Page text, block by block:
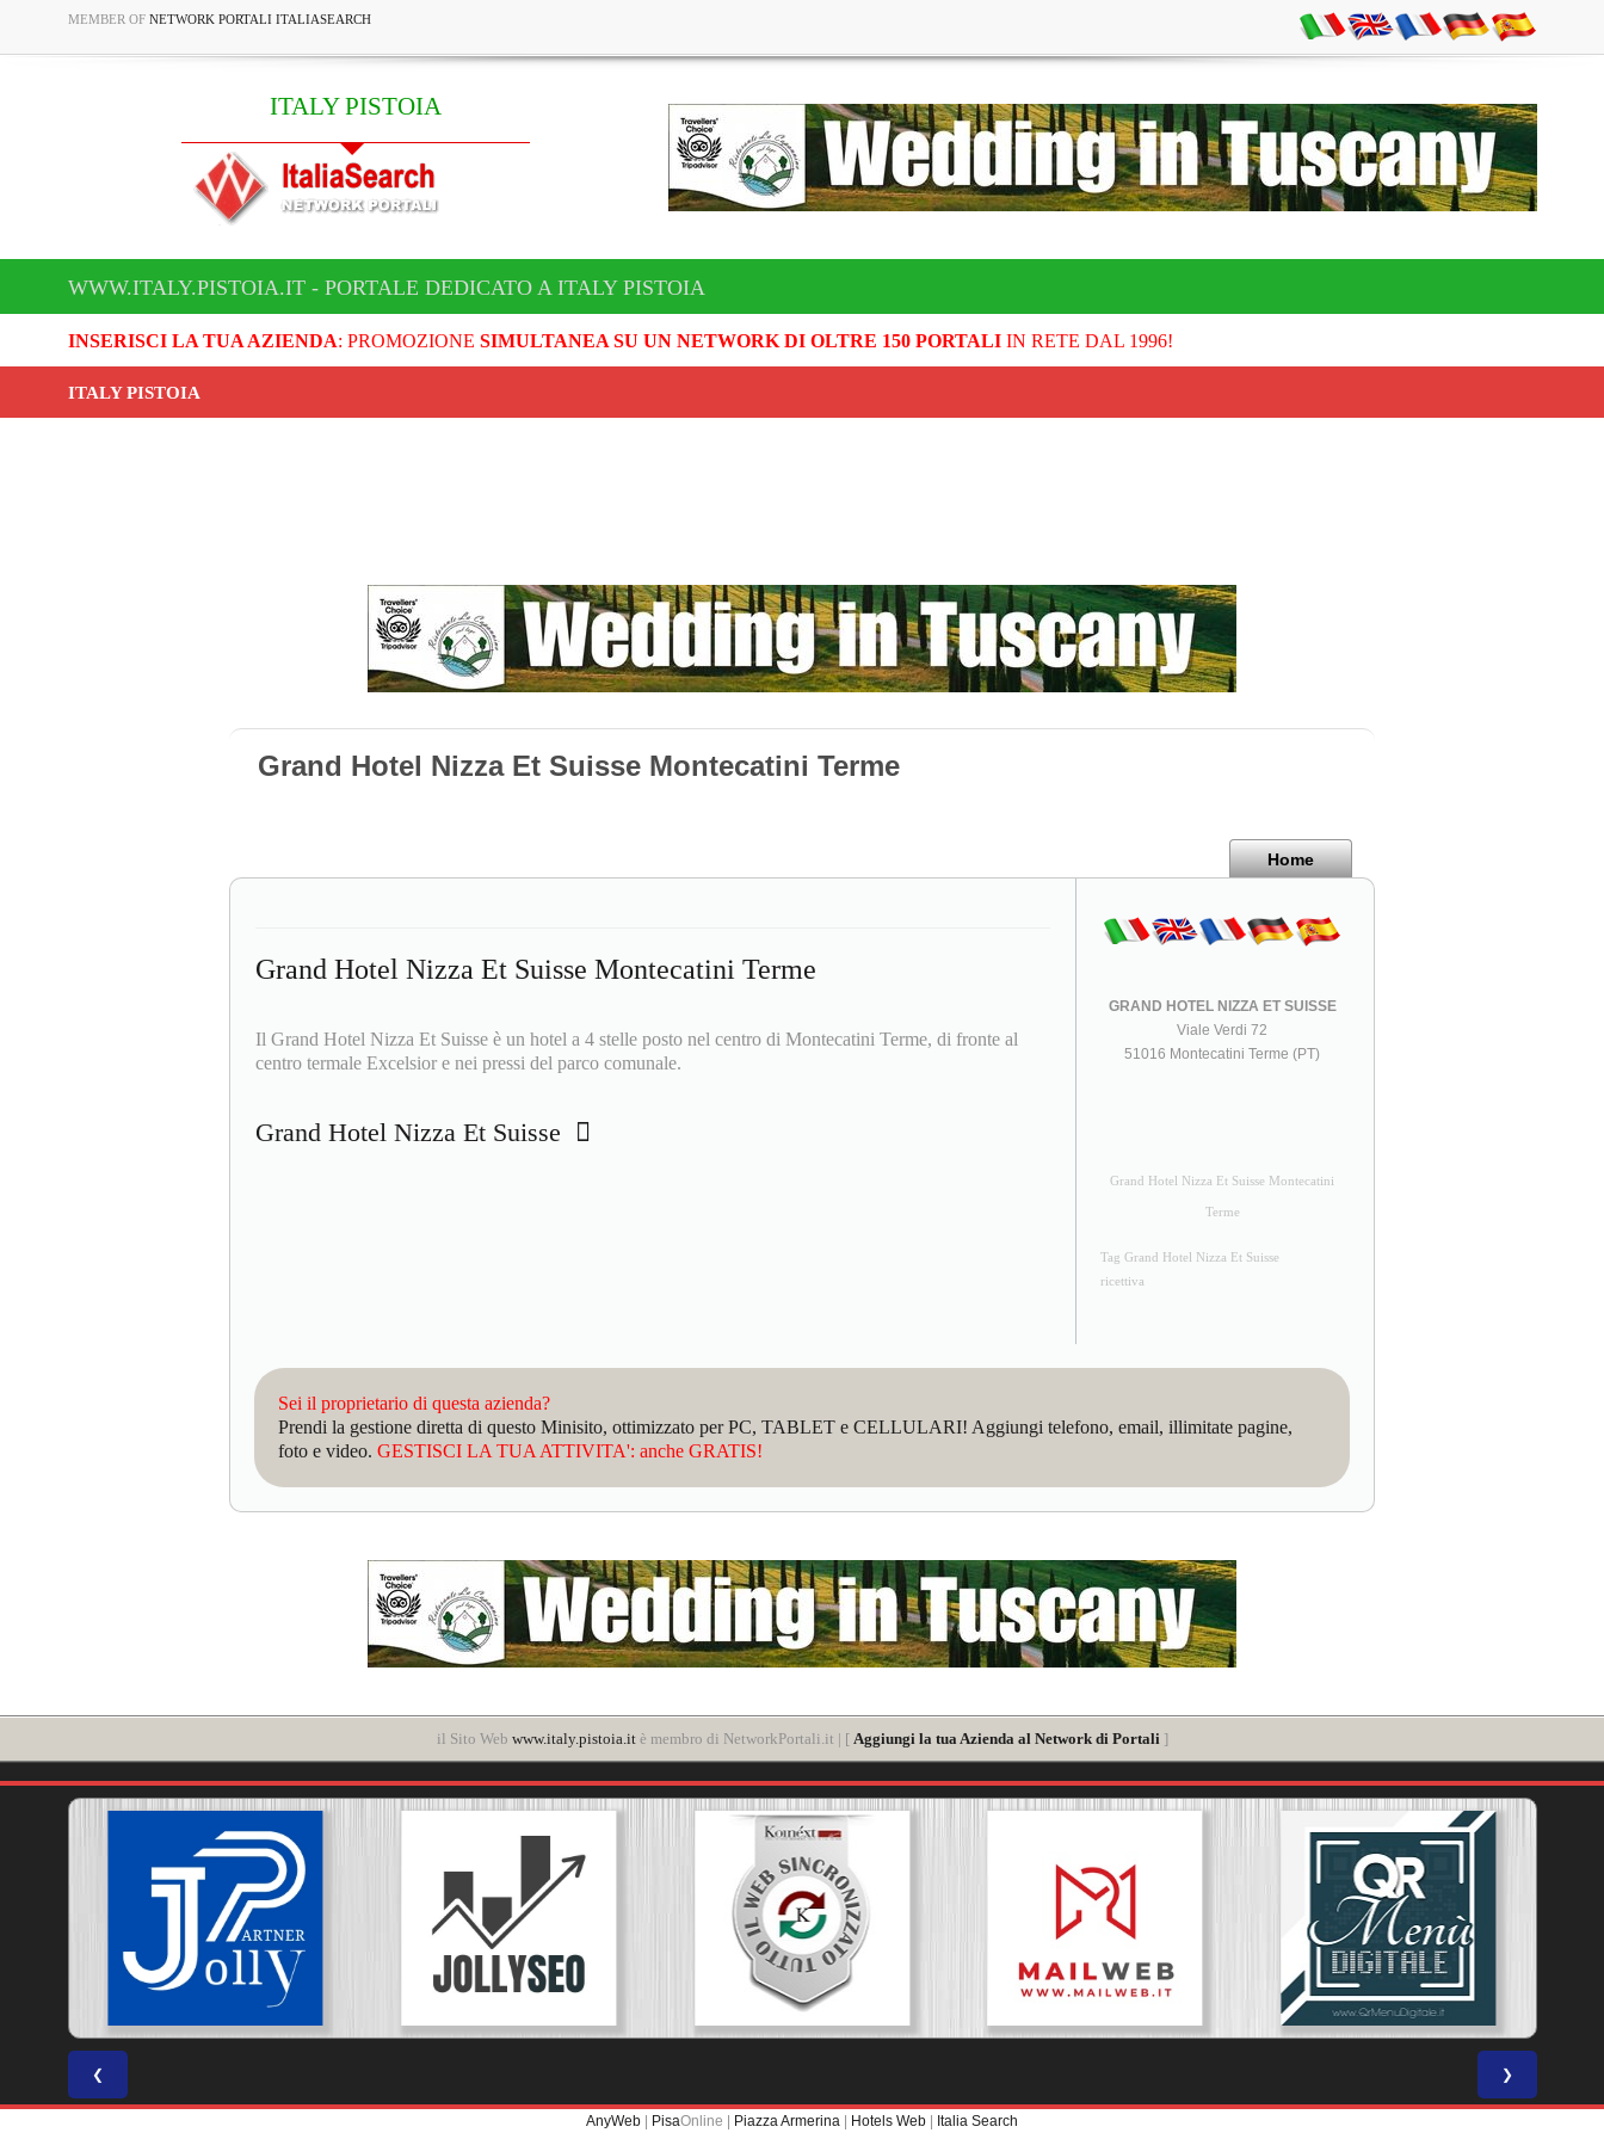
MEMBER OF NETWORK PORTALI ITALIASEARCH
ITALY PISTOIA
WWW.ITALY.PISTOIA.IT - PORTALE DEDICATO A ITALY PISTOIA
INSERISCI LA TUA AZIENDA: PROMOZIONE SIMULTANEA SU UN NETWORK DI OLTRE 150 PORTALIIN RETE DAL 1996!
ITALY PISTOIA
Grand Hotel Nizza Et Suisse Montecatini Terme
Home
Grand Hotel Nizza Et Suisse Montecatini Terme
Il Grand Hotel Nizza Et Suisse è un hotel a 4 stelle posto nel centro di Montecatini Terme, di fronte al
centro termale Excelsior e nei pressi del parco comunale.
Grand Hotel Nizza Et Suisse
GRAND HOTEL NIZZA ET SUISSE
Viale Verdi 72
51016 Montecatini Terme (PT)
Grand Hotel Nizza Et Suisse Montecatini
Terme
Tag Grand Hotel Nizza Et Suisse
ricettiva
Sei il proprietario di questa azienda?
Prendi la gestione diretta di questo Minisito, ottimizzato per PC, TABLET e CELLULARI! Aggiungi telefono, email, illimitate pagine,
foto e video. GESTISCI LA TUA ATTIVITA': anche GRATIS!
il Sito Web www.italy.pistoia.itè membro di NetworkPortali.it | [ Aggiungi la tua Azienda al Network di Portali ]
❮ ❯
AnyWeb | PisaOnline | Piazza Armerina | Hotels Web | Italia Search